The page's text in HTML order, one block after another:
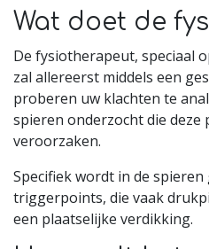
Wat doet de
De fysiotherapeut, speciaal
zal allereerst middels een
proberen uw klachten te
spieren onderzocht die deze
veroorzaken.
Specifiek wordt in de
triggerpoints, die vaak
een plaatselijke verdikking.